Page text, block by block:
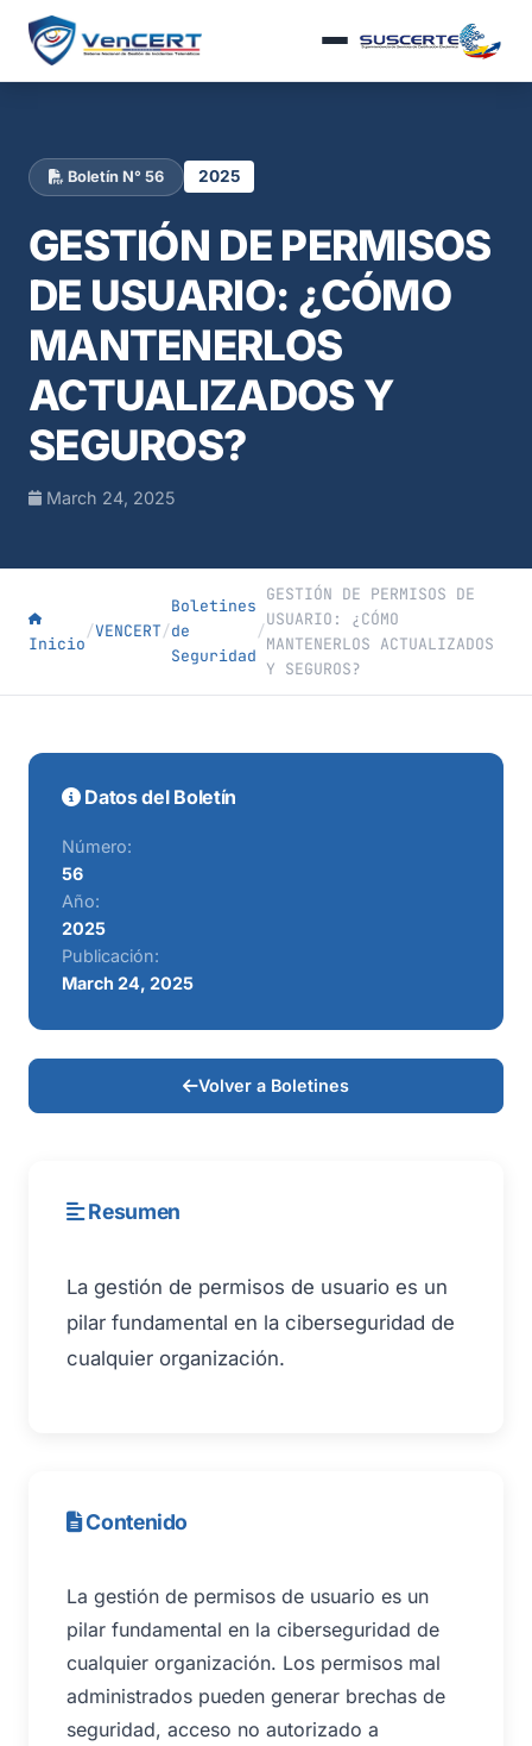
Boletín N° 56 2025
GESTIÓN DE PERMISOS
DE USUARIO: ¿CÓMO
MANTENERLOS
ACTUALIZADOS Y
SEGUROS?
March 24, 2025
Inicio
/VENCERT/
Boletines
de
Seguridad
/
GESTIÓN DE PERMISOS DE
USUARIO: ¿CÓMO
MANTENERLOS ACTUALIZADOS
Y SEGUROS?
Resumen
La gestión de permisos de usuario es un
pilar fundamental en la ciberseguridad de
cualquier organización.
Contenido
La gestión de permisos de usuario es un
pilar fundamental en la ciberseguridad de
cualquier organización. Los permisos mal
administrados pueden generar brechas de
seguridad, acceso no autorizado a
Datos del Boletín
Número:
56
Año:
2025
Publicación:
March 24, 2025
Volver a Boletines